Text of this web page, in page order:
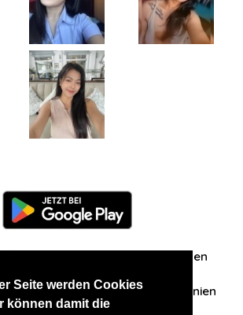
Seite werden Cookies
können damit die
Zuschriften/Erfahrungen
AGB Datenschutzrichtlinien